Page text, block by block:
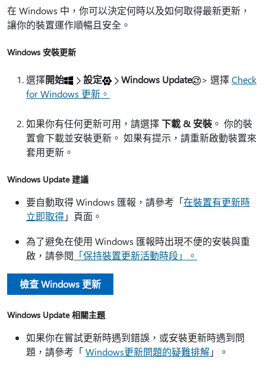
在 Windows 中，你可以決定何時以及如何取得最新更新，
讓你的裝置運作順暢且安全。
Windows 安裝更新
選擇開始 設定 Windows Update > 選擇Check
for Windows 更新。
如果你有任何更新可用，請選擇下載 & 安裝 。 你的裝
置會下載並安裝更新。 如果有提示，請重新啟動裝置來
套用更新。
Windows Update 建議
要自動取得 Windows 匯報，請參考「在裝置有更新時
立即取得」頁面。
為了避免在使用 Windows 匯報時出現不便的安裝與重
啟，請參閱 「保持裝置更新活動時段」。
檢查 Windows 更新
Windows Update 相關主題
如果你在嘗試更新時遇到錯誤，或安裝更新時遇到問
題，請參考「Windows更新問題的疑難排解」。